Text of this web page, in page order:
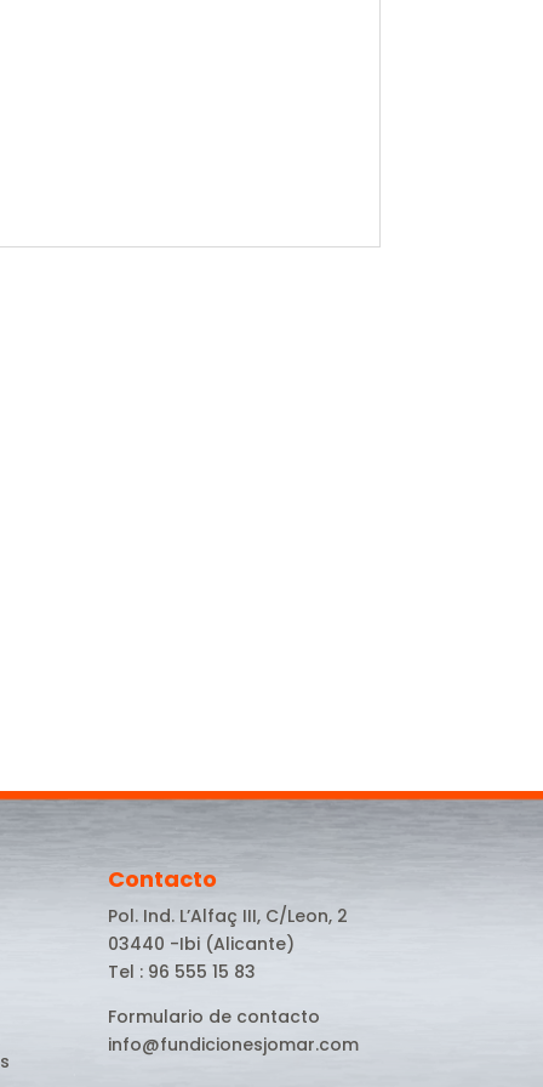
Contacto
Pol. Ind. L’Alfaç III, C/Leon, 2
03440 -Ibi (Alicante)
Tel : 96 555 15 83
Formulario de contacto
info@fundicionesjomar.com